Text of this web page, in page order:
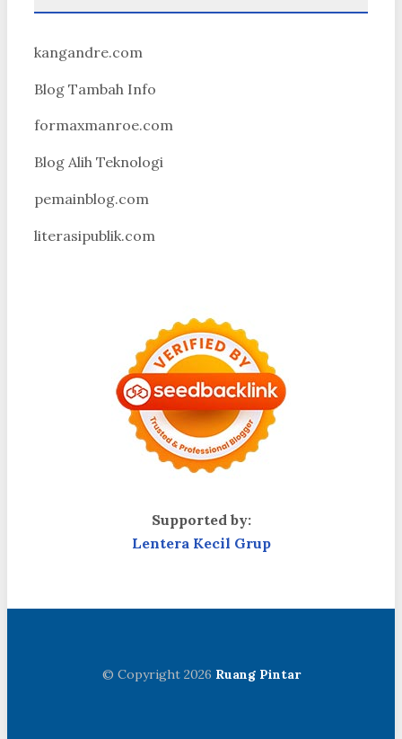
kangandre.com
Blog Tambah Info
formaxmanroe.com
Blog Alih Teknologi
pemainblog.com
literasipublik.com
Supported by:
Lentera Kecil Grup
© Copyright 2026 Ruang Pintar